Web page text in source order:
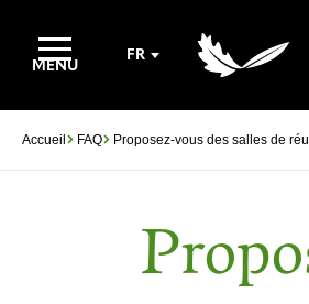
MENU
FR
Accueil FAQ Proposez-vous des salles de